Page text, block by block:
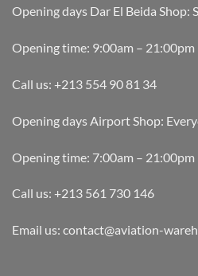
Opening days Dar El Beida Shop:
Opening time: 9:00am – 21:00pm
Call us: +213 554 90 81 34
Opening days Airport Shop:
Opening time: 7:00am – 21:00pm
Call us: +213 561 730 146
Email us: contact@aviation-